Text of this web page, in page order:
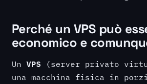
Perché un VPS può
economico e
Un VPS (server privato
una macchina fisica in